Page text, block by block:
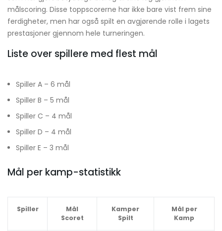
målscoring. Disse toppscorerne har ikke bare vist frem sine
ferdigheter, men har også spilt en avgjørende rolle i lagets
prestasjoner gjennom hele turneringen.
Liste over spillere med flest mål
Spiller A – 6 mål
Spiller B – 5 mål
Spiller C – 4 mål
Spiller D – 4 mål
Spiller E – 3 mål
Mål per kamp-statistikk
Spiller
Mål
Scoret
Kamper
Spilt
Mål per
Kamp